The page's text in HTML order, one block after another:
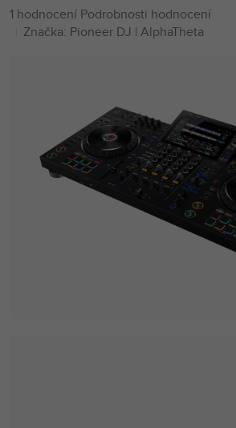
Průměrné
hodnocení
hvězdiček.
1 hodnocení Podrobnosti hodnocení
Značka: Pioneer DJ | AlphaTheta